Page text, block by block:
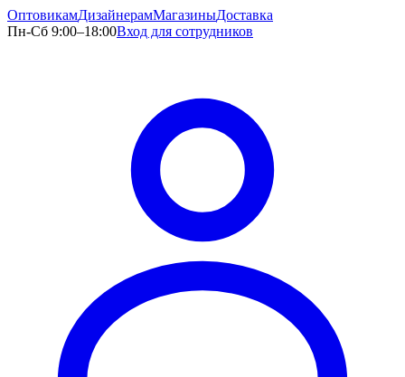
ОптовикамДизайнерамМагазиныДоставка
Пн-Сб 9:00–18:00Вход для сотрудников